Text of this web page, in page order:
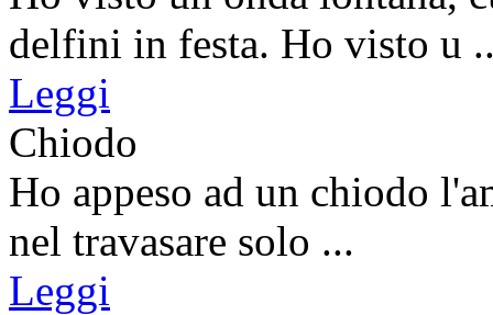
delfini in festa. Ho visto u
Leggi
Chiodo
Ho appeso ad un chiodo
nel travasare solo ...
Leggi